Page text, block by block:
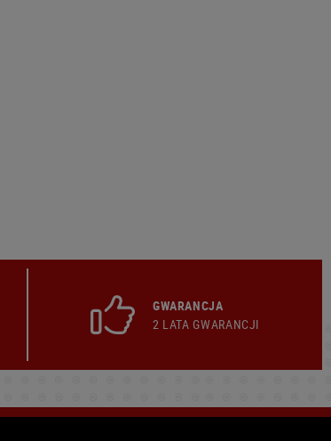
GWARANCJA
2 LATA GWARANCJI